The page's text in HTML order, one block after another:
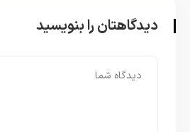
دیدگاهتان را بنویسید